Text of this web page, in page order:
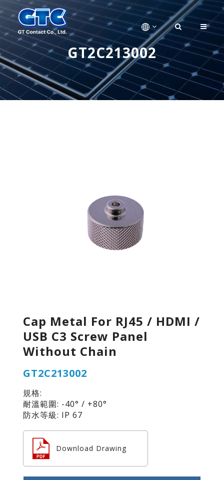
GT2C213002
Cap Metal For RJ45 / HDMI /
USB C3 Screw Panel
Without Chain
GT2C213002
規格:
耐溫範圍: -40° / +80°
防水等級: IP 67
Download Drawing